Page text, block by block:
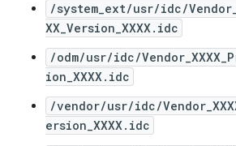
/system_ext/usr/idc/
XX_Version_XXXX.idc
/odm/usr/idc/
ion_XXXX.idc
/vendor/usr/idc/
ersion_XXXX.idc